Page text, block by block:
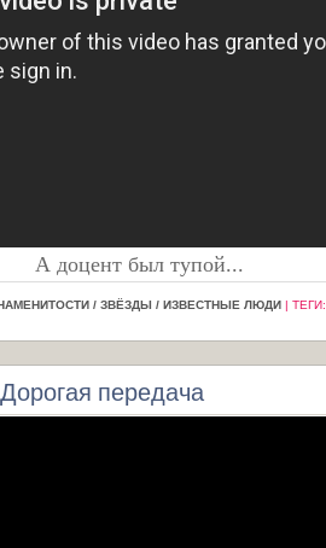
А доцент был тупой...
/ ЗВЁЗДЫ / ИЗВЕСТНЫЕ ЛЮДИ | ТЕГИ:
передача